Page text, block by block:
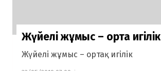
Жүйелі жұмыс – ортақ игілік
Жүйелі жұмыс – ортақ игілік